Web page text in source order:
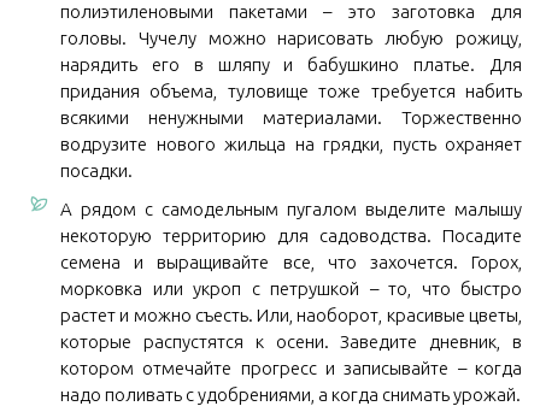
полиэтиленовыми пакетами – это заготовка для
головы. Чучелу можно нарисовать любую рожицу,
нарядить его в шляпу и бабушкино платье. Для
придания объема, туловище тоже требуется набить
всякими ненужными материалами. Торжественно
водрузите нового жильца на грядки, пусть охраняет
посадки.
А рядом с самодельным пугалом выделите малышу
некоторую территорию для садоводства. Посадите
семена и выращивайте все, что захочется. Горох,
морковка или укроп с петрушкой – то, что быстро
растет и можно съесть. Или, наоборот, красивые цветы,
которые распустятся к осени. Заведите дневник, в
котором отмечайте прогресс и записывайте – когда
надо поливать с удобрениями, а когда снимать урожай.